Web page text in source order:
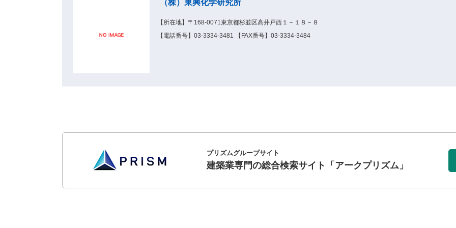
（株）東興化学研究所
【所在地】〒168-0071東京都杉並区高井戸西１－１８－８
【電話番号】03-3334-3481 【FAX番号】03-3334-3484
プリズムグループサイト
建築業専門の総合検索サイト 「アークプリズム」